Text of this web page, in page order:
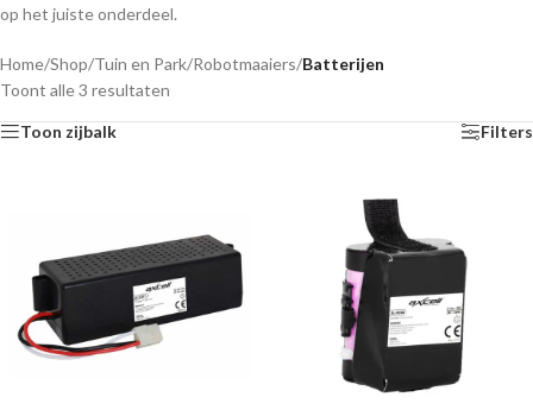
op het juiste onderdeel.
Home/Shop/Tuin en Park/Robotmaaiers/Batterijen
Toont alle 3 resultaten
Toon zijbalk Filters